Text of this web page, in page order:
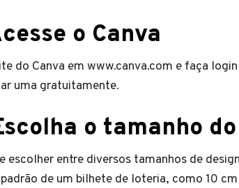
o Canva
do Canva em www.canva.com e faça
uma gratuitamente.
o tamanho
escolher entre diversos tamanhos de
de um bilhete de loteria, como 10